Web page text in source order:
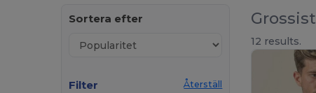
Sortera efter
Filter
Återställ
Grossist
12 results.